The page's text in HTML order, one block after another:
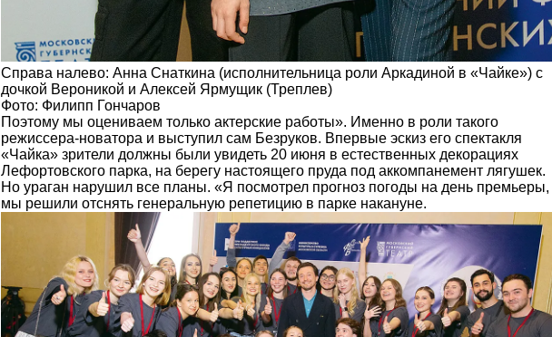
Справа налево: Анна Снаткина (исполнительница роли Аркадиной в «Чайке») с
дочкой Вероникой и Алексей Ярмущик (Треплев)
Фото: Филипп Гончаров
Поэтому мы оцениваем только актерские работы». Именно в роли такого
режиссера-новатора и выступил сам Безруков. Впервые эскиз его спектак­ля
«Чайка» зрители должны были увидеть 20 июня в естественных декорациях
Лефортовского парка, на берегу настоящего пруда под аккомпанемент лягушек.
Но ураган нарушил все планы. «Я посмотрел прогноз погоды на день премьеры,
мы решили отснять генеральную репетицию в парке накануне.